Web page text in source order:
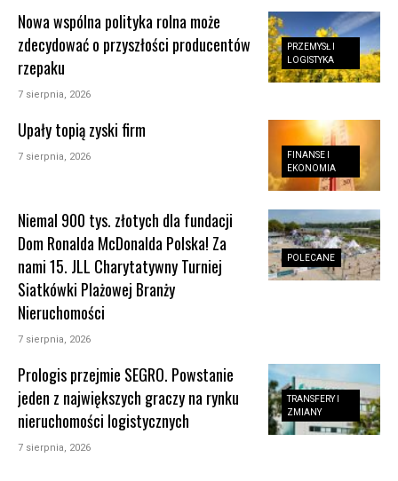
PRZEMYSŁ I
LOGISTYKA
Nowa wspólna polityka rolna może
zdecydować o przyszłości producentów
rzepaku
7 sierpnia, 2026
FINANSE I
EKONOMIA
Upały topią zyski firm
7 sierpnia, 2026
POLECANE
Niemal 900 tys. złotych dla fundacji
Dom Ronalda McDonalda Polska! Za
nami 15. JLL Charytatywny Turniej
Siatkówki Plażowej Branży
Nieruchomości
7 sierpnia, 2026
TRANSFERY I
ZMIANY
Prologis przejmie SEGRO. Powstanie
jeden z największych graczy na rynku
nieruchomości logistycznych
7 sierpnia, 2026